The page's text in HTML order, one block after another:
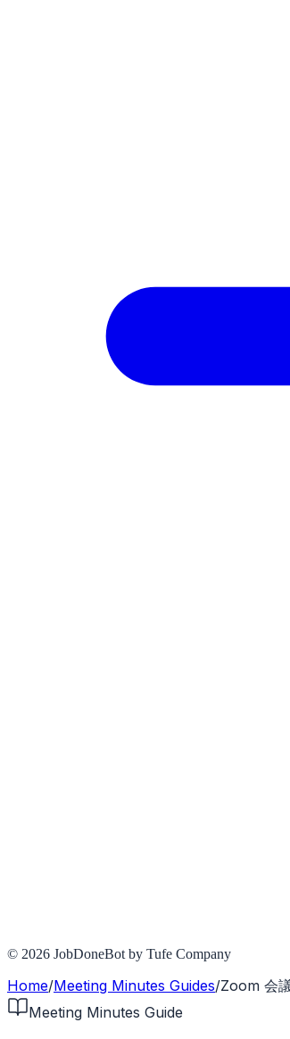
© 2026 JobDoneBot by Tufe Company
Home/Meeting Minutes Guides/Zoom 会
Meeting Minutes Guide